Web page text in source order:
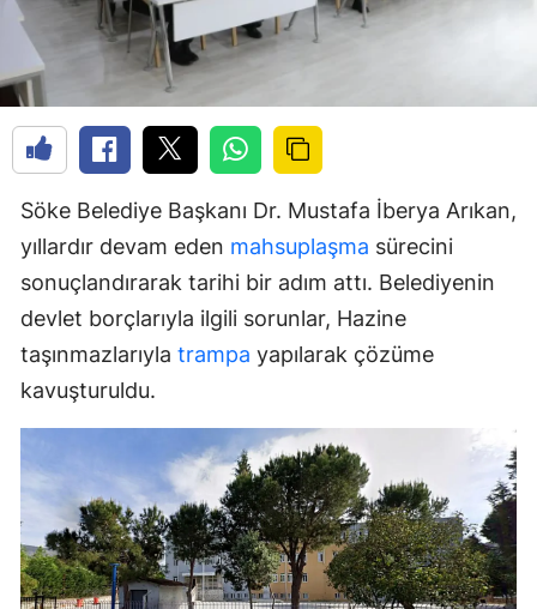
Söke Belediye Başkanı Dr. Mustafa İberya Arıkan,
yıllardır devam eden mahsuplaşma sürecini
sonuçlandırarak tarihi bir adım attı. Belediyenin
devlet borçlarıyla ilgili sorunlar, Hazine
taşınmazlarıyla trampa yapılarak çözüme
kavuşturuldu.